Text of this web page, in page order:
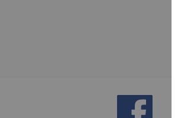
Il semble que notre